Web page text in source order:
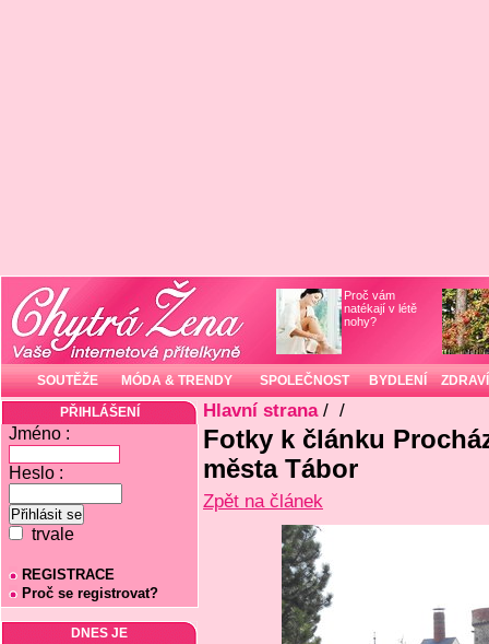
Proč vám
natékají v létě
nohy?
SOUTĚŽE MÓDA & TRENDY SPOLEČNOST BYDLENÍ ZDRAVÍ
PŘIHLÁŠENÍ
Jméno :
Heslo :
trvale
REGISTRACE
Proč se registrovat?
DNES JE
Hlavní strana/ /
Fotky k článku
města Tábor
Zpět na článek